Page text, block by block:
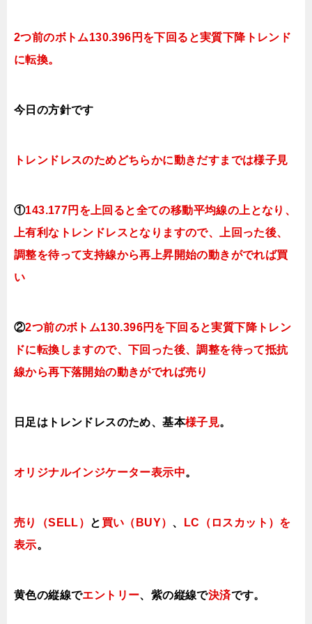
2つ前のボトム130.396 円を下回ると実質下降トレンド
に転換。
今日 の方針です
トレンドレスのためどちらかに動きだすまでは様子見
①143.177円を上回ると全ての移動平均線の上となり、
上有利なトレンドレスとなりますので、上回った後、
調整を待って支持線から再上昇開始の動きがでれば買
い
②2つ前のボトム130.396円を下回ると実質下降トレン
ドに転換しますので、下回った後、調整を待って抵抗
線から再下落開始の動きがでれば売り
日足はトレンドレスのため、基本様子見。
オリジナルインジケーター表示中。
売り（SELL） と 買い（BUY） 、
LC（ロスカット）を
表示。
黄色の縦線でエントリー、紫の縦線で決済です。